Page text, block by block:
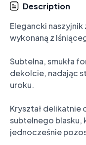
Description
Elegancki naszyjnik
wykonaną z
Subtelna, smukła
dekolcie, nadając
uroku.
Kryształ
subtelnego blasku,
jednocześnie